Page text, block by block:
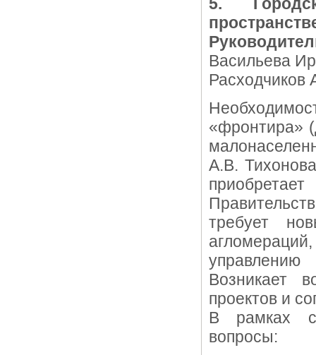
Васильева
Расходчиков
«фронтира»
А.В.
требует
Возникает
проектов и
В рамках
вопросы: